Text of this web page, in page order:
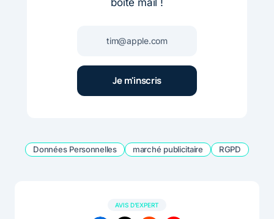
Données Personnelles marché publicitaire RGPD
AVIS D'EXPERT